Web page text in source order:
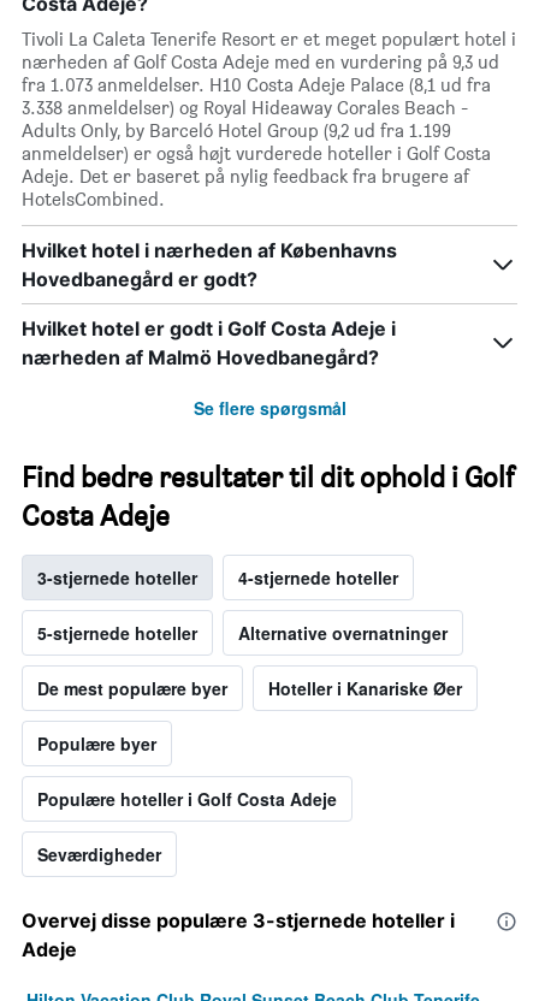
Tivoli La Caleta Tenerife Resort er et meget populært hotel i
nærheden af Golf Costa Adeje med en vurdering på 9,3 ud
fra 1.073 anmeldelser. H10 Costa Adeje Palace (8,1 ud fra
3.338 anmeldelser) og Royal Hideaway Corales Beach -
Adults Only, by Barceló Hotel Group (9,2 ud fra 1.199
anmeldelser) er også højt vurderede hoteller i Golf Costa
Adeje. Det er baseret på nylig feedback fra brugere af
HotelsCombined.
Hvilket hotel i nærheden af Københavns
Hovedbanegård er godt?
Hvilket hotel er godt i Golf Costa Adeje i
nærheden af Malmö Hovedbanegård?
Se flere spørgsmål
Find bedre resultater til dit ophold i Golf
Costa Adeje
3-stjernede hoteller 4-stjernede hoteller
5-stjernede hoteller Alternative overnatninger
De mest populære byer Hoteller i Kanariske Øer
Populære byer
Populære hoteller i Golf Costa Adeje
Seværdigheder
Overvej disse populære 3-stjernede hoteller i
Adeje